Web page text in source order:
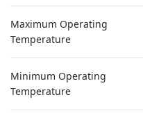
Maximum Operating
Temperature
Minimum Operating
Temperature